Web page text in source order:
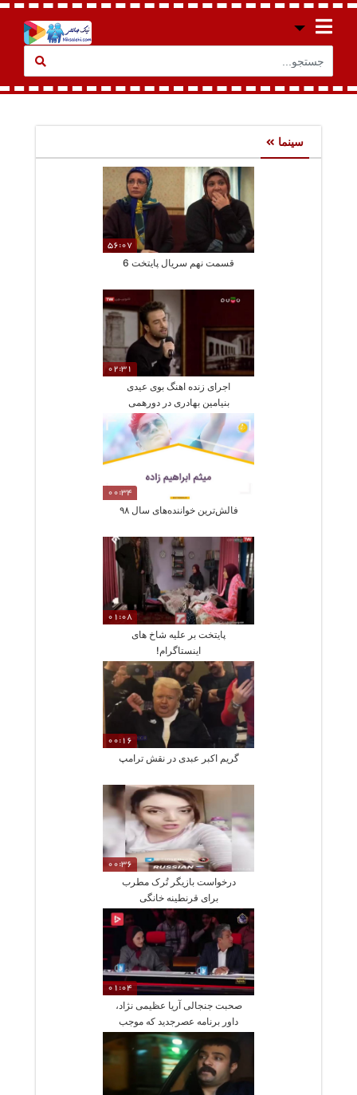
سینما
56:07
قسمت نهم سریال پایتخت 6
02:31
اجرای زنده اهنگ بوی عیدی
بنیامین بهادری در دورهمی
00:34
فالش‌ترین خواننده‌های سال ۹۸
01:08
پایتخت بر علیه شاخ های
اینستاگرام!
00:16
گریم اکبر عبدی در نقش ترامپ
00:36
درخواست بازیگر تُرک مطرب
برای قرنطینه خانگی
01:04
صحبت جنجالی آریا عظیمی نژاد،
داور برنامه عصرجدید که موجب
ناراحتی هواداران استقلال شد